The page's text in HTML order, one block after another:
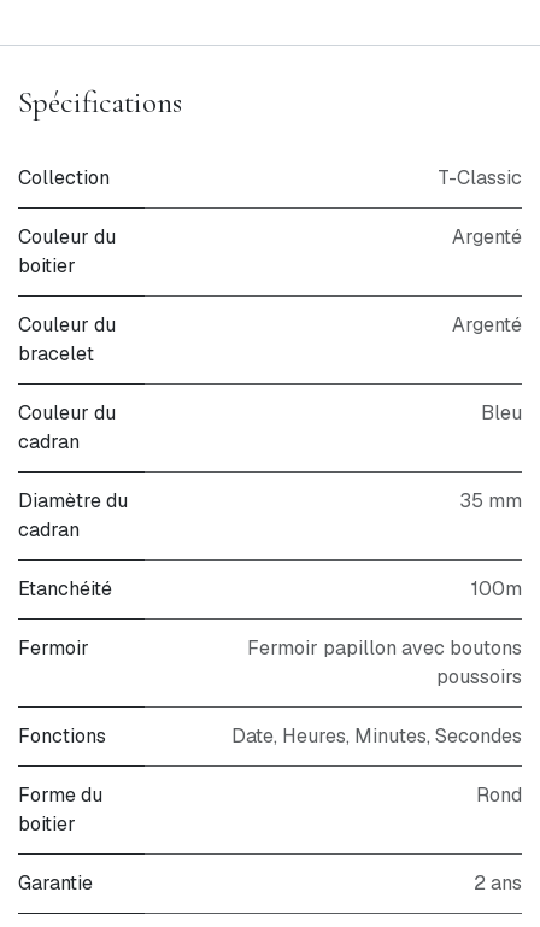
Spécifications
Collection T-Classic
Couleur du
boitier
Argenté
Couleur du
bracelet
Argenté
Couleur du
cadran
Bleu
Diamètre du
cadran
35 mm
Etanchéité 100m
Fermoir
Fermoir papillon avec boutons
poussoirs
Fonctions Date, Heures, Minutes, Secondes
Forme du
boitier
Rond
Garantie 2 ans